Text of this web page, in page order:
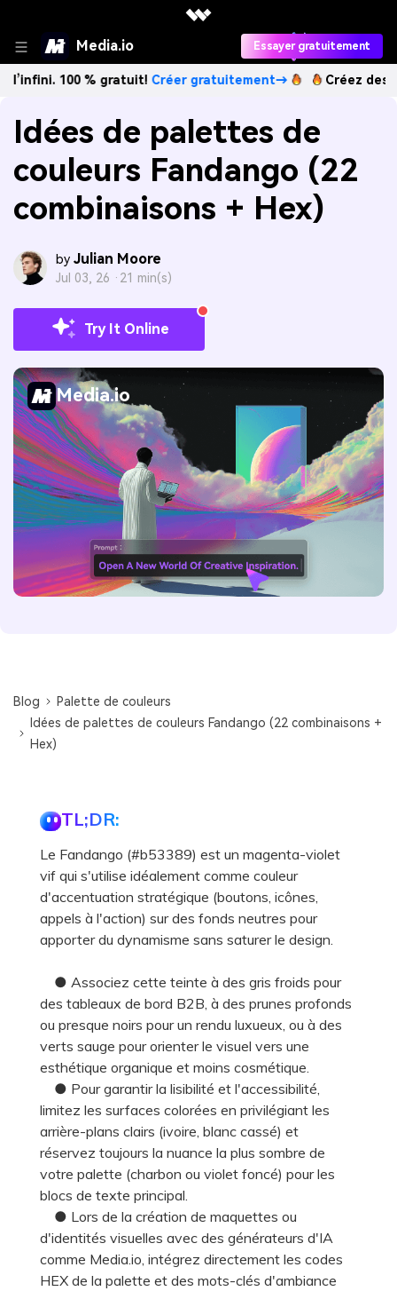
Media.io Essayer gratuitement
% gratuit!Créer gratuitement→ Créez des images IA
Idées de palettes de
couleurs Fandango (22
combinaisons + Hex)
by Julian Moore
Jul 03, 26 · 21 min(s)
Try It Online
Media.io
Blog
Palette de couleurs
Idées de palettes de couleurs Fandango (22 combinaisons +
Hex)
TL;DR:
Le Fandango (#b53389) est un magenta-violet
vif qui s'utilise idéalement comme couleur
d'accentuation stratégique (boutons, icônes,
appels à l'action) sur des fonds neutres pour
apporter du dynamisme sans saturer le design.
● Associez cette teinte à des gris froids pour
des tableaux de bord B2B, à des prunes profonds
ou presque noirs pour un rendu luxueux, ou à des
verts sauge pour orienter le visuel vers une
esthétique organique et moins cosmétique.
● Pour garantir la lisibilité et l'accessibilité,
limitez les surfaces colorées en privilégiant les
arrière-plans clairs (ivoire, blanc cassé) et
réservez toujours la nuance la plus sombre de
votre palette (charbon ou violet foncé) pour les
blocs de texte principal.
● Lors de la création de maquettes ou
d'identités visuelles avec des générateurs d'IA
comme Media.io, intégrez directement les codes
HEX de la palette et des mots-clés d'ambiance